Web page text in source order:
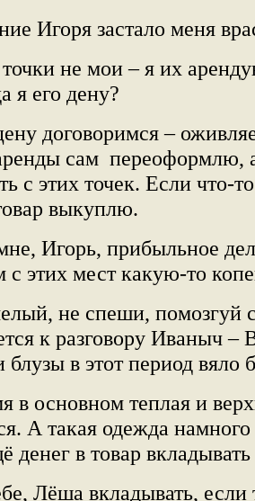
Игоря застало меня
не мои – я их
я его дену?
договоримся –
сам переоформлю,
с этих точек. Если что-
выкуплю.
Игорь, прибыльное
с этих мест какую-то
не спеши, помозгуй
к разговору Иваныч –
блузы в этот период вяло
в основном теплая и
А такая одежда
денег в товар
Лёша вкладывать,